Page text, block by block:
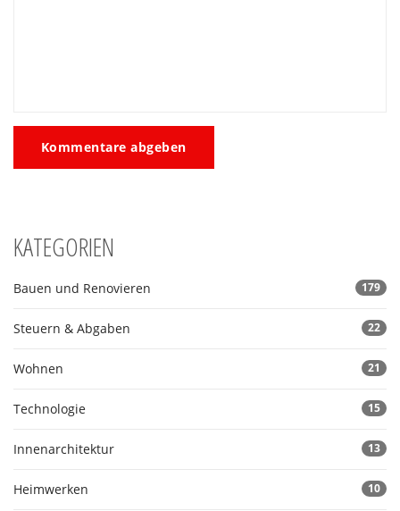
Kommentare abgeben
KATEGORIEN
Bauen und Renovieren 179
Steuern & Abgaben 22
Wohnen 21
Technologie 15
Innenarchitektur 13
Heimwerken 10